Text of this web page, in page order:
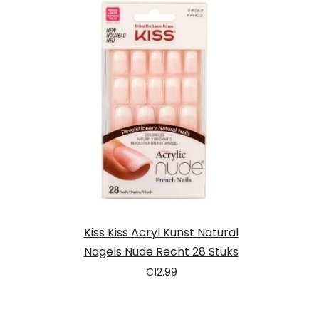
Kiss Kiss Acryl Kunst Natural
Nagels Nude Recht 28 Stuks
€12.99